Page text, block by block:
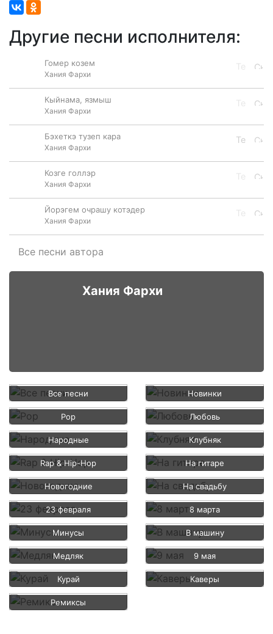
Другие песни исполнителя:
Гомер козем
Хания Фархи
Кыйнама, язмыш
Хания Фархи
Бэхеткэ тузеп кара
Хания Фархи
Козге голлэр
Хания Фархи
Йорэгем очрашу котэдер
Хания Фархи
Все песни автора
Хания Фархи
Все песни Новинки
Pop Любовь
Народные Клубняк
Rap & Hip-Hop На гитаре
Новогодние На свадьбу
23 февраля 8 марта
Минусы В машину
Медляк 9 мая
Курай Каверы
Ремиксы